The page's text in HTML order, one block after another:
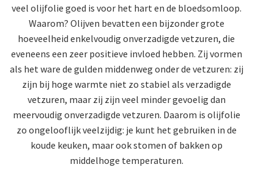
veel olijfolie goed is voor het hart en de bloedsomloop.
Waarom? Olijven bevatten een bijzonder grote
hoeveelheid enkelvoudig onverzadigde vetzuren, die
eveneens een zeer positieve invloed hebben. Zij vormen
als het ware de gulden middenweg onder de vetzuren: zij
zijn bij hoge warmte niet zo stabiel als verzadigde
vetzuren, maar zij zijn veel minder gevoelig dan
meervoudig onverzadigde vetzuren. Daarom is olijfolie
zo ongelooflijk veelzijdig: je kunt het gebruiken in de
koude keuken, maar ook stomen of bakken op
middelhoge temperaturen.